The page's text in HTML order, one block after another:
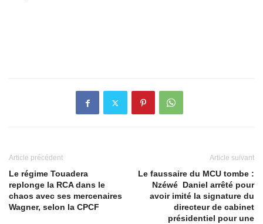
Article précédent
Le régime Touadera
replonge la RCA dans le
chaos avec ses mercenaires
Wagner, selon la CPCF
Article suivant
Le faussaire du MCU tombe :
Nzéwé Daniel arrêté pour
avoir imité la signature du
directeur de cabinet
présidentiel pour une